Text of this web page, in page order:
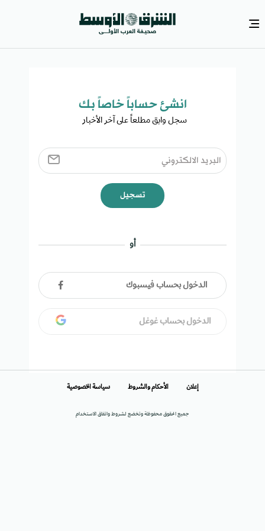
انشئ حساباً خاصاً بك​
سجل وابق مطلعاً على آخر الأخبار ​
تسجيل
أو
الدخول بحساب فيسبوك
الدخول بحساب غوغل
جميع الحقوق محفوظة وتخضع لشروط واتفاق الاستخدام
إعلان الأحكام والشروط سياسة الخصوصية